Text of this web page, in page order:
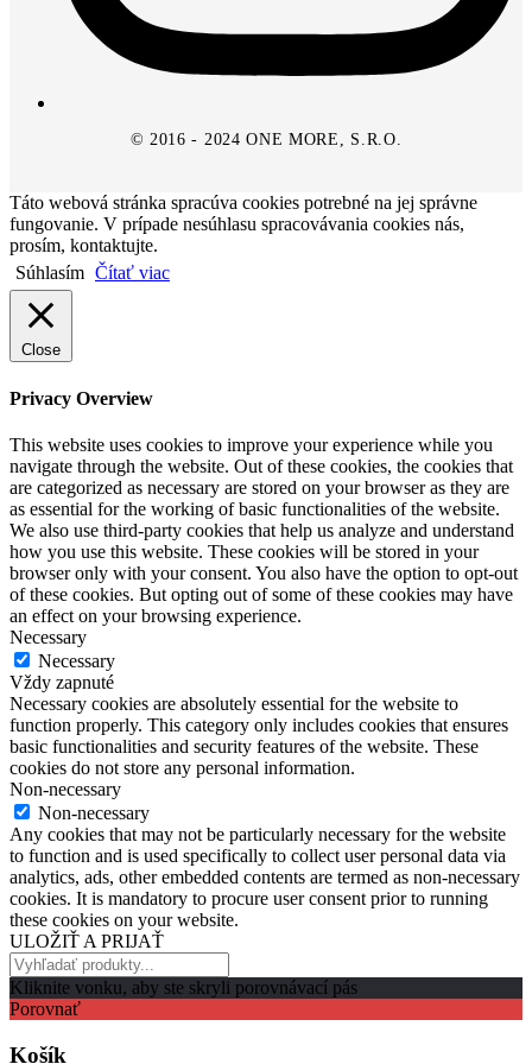
© 2016 - 2024 ONE MORE, S.R.O.
Táto webová stránka spracúva cookies potrebné na jej správne
fungovanie. V prípade nesúhlasu spracovávania cookies nás,
prosím, kontaktujte.
Súhlasím Čítať viac
Close
Privacy Overview
This website uses cookies to improve your experience while you
navigate through the website. Out of these cookies, the cookies that
are categorized as necessary are stored on your browser as they are
as essential for the working of basic functionalities of the website.
We also use third-party cookies that help us analyze and understand
how you use this website. These cookies will be stored in your
browser only with your consent. You also have the option to opt-out
of these cookies. But opting out of some of these cookies may have
an effect on your browsing experience.
Necessary
Necessary
Vždy zapnuté
Necessary cookies are absolutely essential for the website to
function properly. This category only includes cookies that ensures
basic functionalities and security features of the website. These
cookies do not store any personal information.
Non-necessary
Non-necessary
Any cookies that may not be particularly necessary for the website
to function and is used specifically to collect user personal data via
analytics, ads, other embedded contents are termed as non-necessary
cookies. It is mandatory to procure user consent prior to running
these cookies on your website.
ULOŽIŤ A PRIJAŤ
Kliknite vonku, aby ste skryli porovnávací pás
Porovnať
Košík